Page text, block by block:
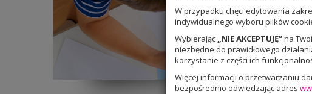
W przypadku chęci edytowania
indywidualnego wyboru plików
Wybierając „NIE AKCEPTUJĘ”na
niezbędne do prawidłowego
korzystanie z części ich
Więcej informacji o przetwarzaniu
bezpośrednio odwiedzając adres